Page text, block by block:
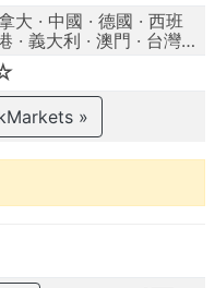
大 · 中國 · 德國 · 西班
· 義大利 · 澳門 · 台灣…
»